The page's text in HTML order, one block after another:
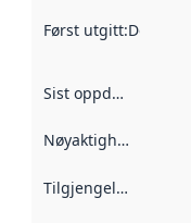
Først utgitt:Denne
Sist oppdatert
Nøyaktighet
Tilgjengelighet